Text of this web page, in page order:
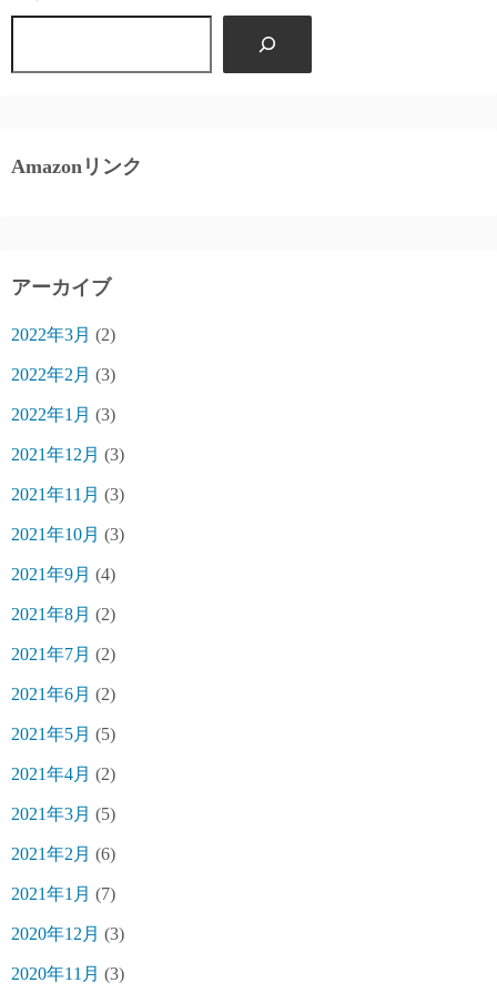
Amazonリンク
アーカイブ
2022年3月 (2)
2022年2月 (3)
2022年1月 (3)
2021年12月 (3)
2021年11月 (3)
2021年10月 (3)
2021年9月 (4)
2021年8月 (2)
2021年7月 (2)
2021年6月 (2)
2021年5月 (5)
2021年4月 (2)
2021年3月 (5)
2021年2月 (6)
2021年1月 (7)
2020年12月 (3)
2020年11月 (3)